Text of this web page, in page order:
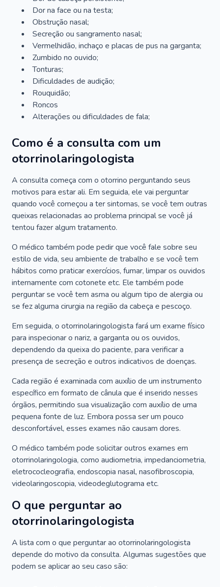
Dor na face ou na testa;
Obstrução nasal;
Secreção ou sangramento nasal;
Vermelhidão, inchaço e placas de pus na garganta;
Zumbido no ouvido;
Tonturas;
Dificuldades de audição;
Rouquidão;
Roncos
Alterações ou dificuldades de fala;
Como é a consulta com um
otorrinolaringologista
A consulta começa com o otorrino perguntando seus
motivos para estar ali. Em seguida, ele vai perguntar
quando você começou a ter sintomas, se você tem outras
queixas relacionadas ao problema principal se você já
tentou fazer algum tratamento.
O médico também pode pedir que você fale sobre seu
estilo de vida, seu ambiente de trabalho e se você tem
hábitos como praticar exercícios, fumar, limpar os ouvidos
internamente com cotonete etc. Ele também pode
perguntar se você tem asma ou algum tipo de alergia ou
se fez alguma cirurgia na região da cabeça e pescoço.
Em seguida, o otorrinolaringologista fará um exame físico
para inspecionar o nariz, a garganta ou os ouvidos,
dependendo da queixa do paciente, para verificar a
presença de secreção e outros indicativos de doenças.
Cada região é examinada com auxílio de um instrumento
específico em formato de cânula que é inserido nesses
órgãos, permitindo sua visualização com auxílio de uma
pequena fonte de luz. Embora possa ser um pouco
desconfortável, esses exames não causam dores.
O médico também pode solicitar outros exames em
otorrinolaringologia, como audiometria, impedanciometria,
eletrococleografia, endoscopia nasal, nasofibroscopia,
videolaringoscopia, videodeglutograma etc.
O que perguntar ao
otorrinolaringologista
A lista com o que perguntar ao otorrinolaringologista
depende do motivo da consulta. Algumas sugestões que
podem se aplicar ao seu caso são: